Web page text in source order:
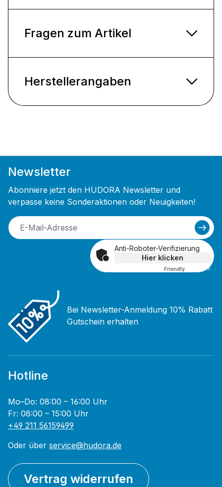
Fragen zum Artikel
Herstellerangaben
Newsletter
Abonniere jetzt den HUDORA Newsletter und
verpasse keine Sonderaktionen oder Neuigkeiten!
Anti-Roboter-Verifizierung
Hier klicken
Friendly Captcha ⇗
Bei Newsletter-Anmeldung 10% Rabatt
Gutschein erhalten
Hotline
Mo–Do: 08:00 – 16:00 Uhr
Fr: 08:00 – 15:00 Uhr
+49 211 56159499
Oder über service@hudora.de
Vertrag widerrufen